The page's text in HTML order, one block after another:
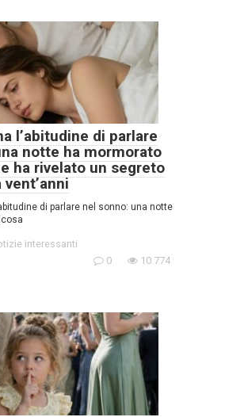
l’abitudine di parlare
notte ha mormorato
ha rivelato un segreto
di parlare nel sonno: una notte
interessanti
0
10.774